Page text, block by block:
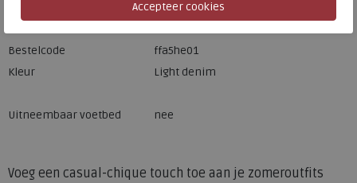
Voeg een casual-chique touch toe aan je zomeroutfits
FitFlop
Bestelcode
ffa5he01
Kleur
Light denim
Uitneembaar voetbed nee